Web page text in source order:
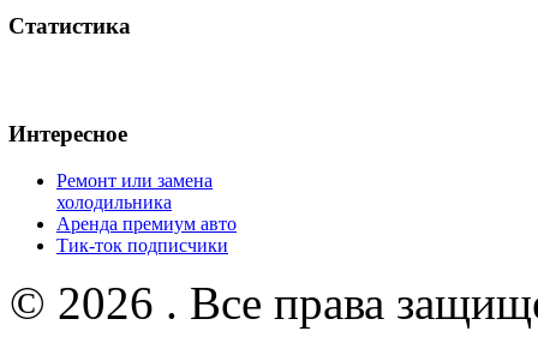
Статистика
Интересное
Ремонт или замена
холодильника
Аренда премиум авто
Тик-ток подписчики
© 2026 . Все права